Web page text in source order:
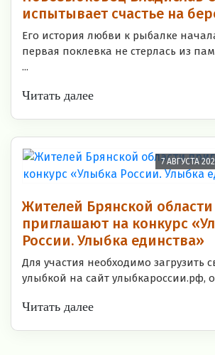
испытывает счастье на
Его история любви к рыбалке
первая поклевка не стерлась из
...
Читать далее
7 АВГУСТА
Жителей Брянской области
приглашают на конкурс
России. Улыбка единства»
Для участия необходимо загрузить
улыбкой на сайт улыбкароссии.рф,
Читать далее